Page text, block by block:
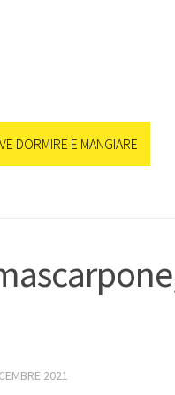
DORMIRE E MANGIARE
2021